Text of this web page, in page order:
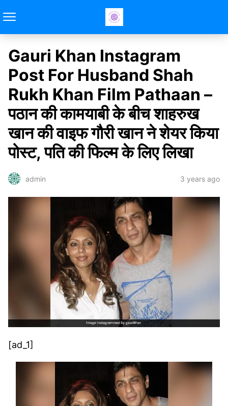
Gauri Khan Instagram
Post For Husband Shah
Rukh Khan Film Pathaan –
पठान की कामयाबी के बीच शाहरुख
खान की वाइफ गौरी खान ने शेयर किया
पोस्ट, पति की फिल्म के लिए लिखा
admin 3 years ago
[ad_1]